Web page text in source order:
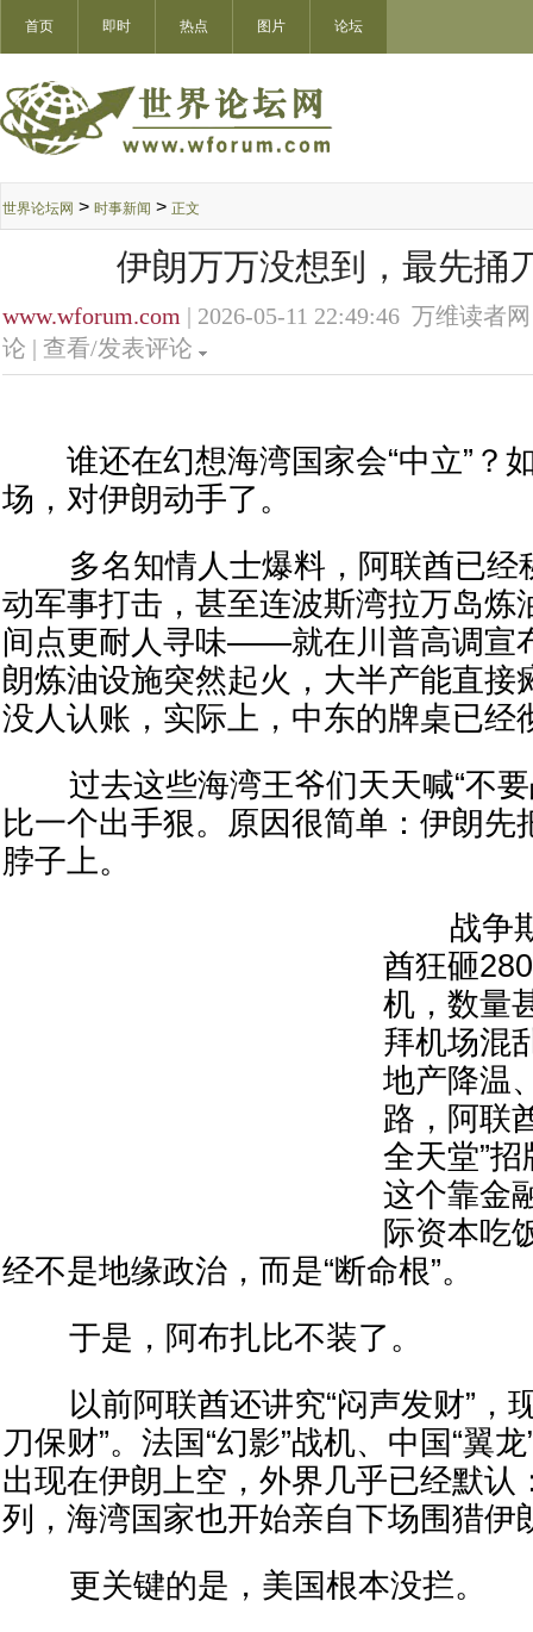
首页 即时 热点 图片 论坛
世界论坛网 > 时事新闻 > 正文
伊朗万万没想到，最先捅
www.wforum.com | 2026-05-11 22:49:46 万维读者
论 | 查看/发表评论
谁还在幻想海湾国家会“中立”？
场，对伊朗动手了。
多名知情人士爆料，阿联酋已经
动军事打击，甚至连波斯湾拉万岛炼
间点更耐人寻味——就在川普高调宣
朗炼油设施突然起火，大半产能直接
没人认账，实际上，中东的牌桌已经
过去这些海湾王爷们天天喊“不要
比一个出手狠。原因很简单：伊朗先
脖子上。
战争期
酋狂砸
机，数量
拜机场混
地产降温
路，阿联
全天堂”
这个靠金
际资本吃
经不是地缘政治，而是“断命根”。
于是，阿布扎比不装了。
以前阿联酋还讲究“闷声发财”，
刀保财”。法国“幻影”战机、中国“翼
出现在伊朗上空，外界几乎已经默认
列，海湾国家也开始亲自下场围猎伊
更关键的是，美国根本没拦。